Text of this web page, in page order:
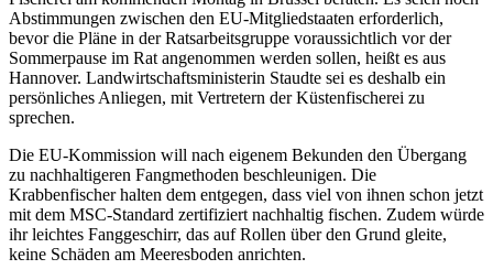
Abstimmungen zwischen den EU-Mitgliedstaaten erforderlich,
bevor die Pläne in der Ratsarbeitsgruppe voraussichtlich vor der
Sommerpause im Rat angenommen werden sollen, heißt es aus
Hannover. Landwirtschaftsministerin Staudte sei es deshalb ein
persönliches Anliegen, mit Vertretern der Küstenfischerei zu
sprechen.
Die EU-Kommission will nach eigenem Bekunden den Übergang
zu nachhaltigeren Fangmethoden beschleunigen. Die
Krabbenfischer halten dem entgegen, dass viel von ihnen schon jetzt
mit dem MSC-Standard zertifiziert nachhaltig fischen. Zudem würde
ihr leichtes Fanggeschirr, das auf Rollen über den Grund gleite,
keine Schäden am Meeresboden anrichten.